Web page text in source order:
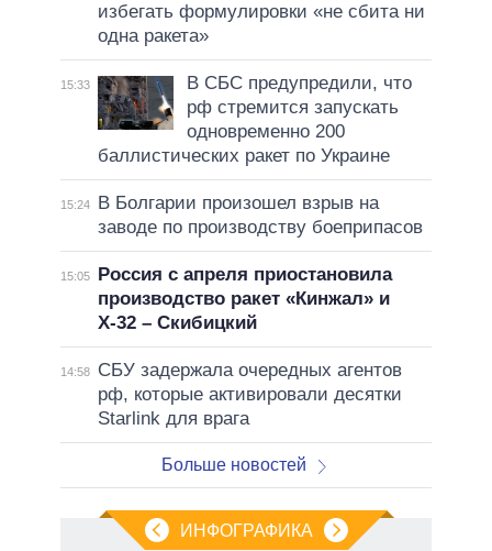
избегать формулировки «не сбита ни
одна ракета»
15:33
В СБС предупредили, что
рф стремится запускать
одновременно 200
баллистических ракет по Украине
15:24
В Болгарии произошел взрыв на
заводе по производству боеприпасов
15:05
Россия с апреля приостановила
производство ракет «Кинжал» и
Х-32 – Скибицкий
14:58
СБУ задержала очередных агентов
рф, которые активировали десятки
Starlink для врага
Больше новостей
ИНФОГРАФИКА